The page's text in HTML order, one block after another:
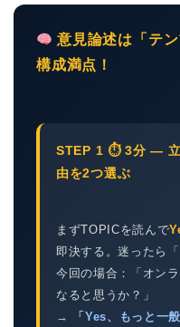
意見論述は「テ
構成満点！
STEP 1 ⏱ 3分 — 立
由を2つ選ぶ
まずTOPICを読んで
即決する。迷ったら
今回の場合：「オン
なると思うか？」
→ 「Yes、もっと一